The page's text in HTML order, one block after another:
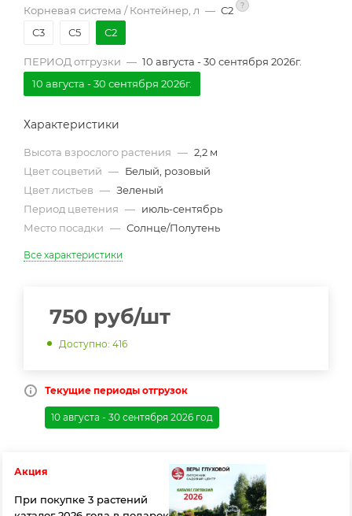
Корневая система / Контейнер, л — С2 ?
С3 С5 С2
ПЕРИОД отгрузки — 10 августа - 30 сентября 2026г.
10 августа - 30 сентября 2026г.
Характеристики
Высота взрослого растения — 2,2 м
Цвет соцветий — Белый, розовый
Цвет листьев — Зеленый
Период цветения — июль-сентябрь
Место посадки — Солнце/Полутень
Все характеристики
750 руб/шт
Доступно: 416
Текущие периоды отгрузок
10 августа - 30 сентября 2026 год
Акция
При покупке 3 растений